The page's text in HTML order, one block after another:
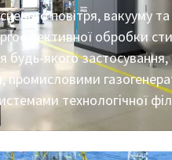
повітря, вакууму
обробки
будь-якого
промисловими
технологічної